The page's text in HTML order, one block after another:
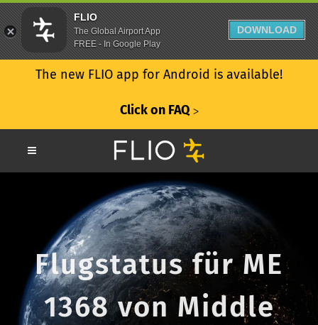
The new FLIO app for Android is available!
Click on FAQ ᐳ
Flugstatus für ME
1368 von Middle
FLIO
The Global Airport App
FREE - In Google Play
DOWNLOAD